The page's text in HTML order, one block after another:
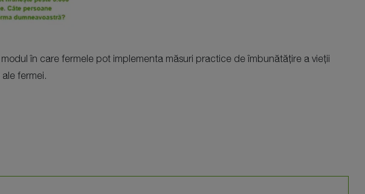
în care fermele pot implementa măsuri practice de îmbunătățire a vieții
fermei.